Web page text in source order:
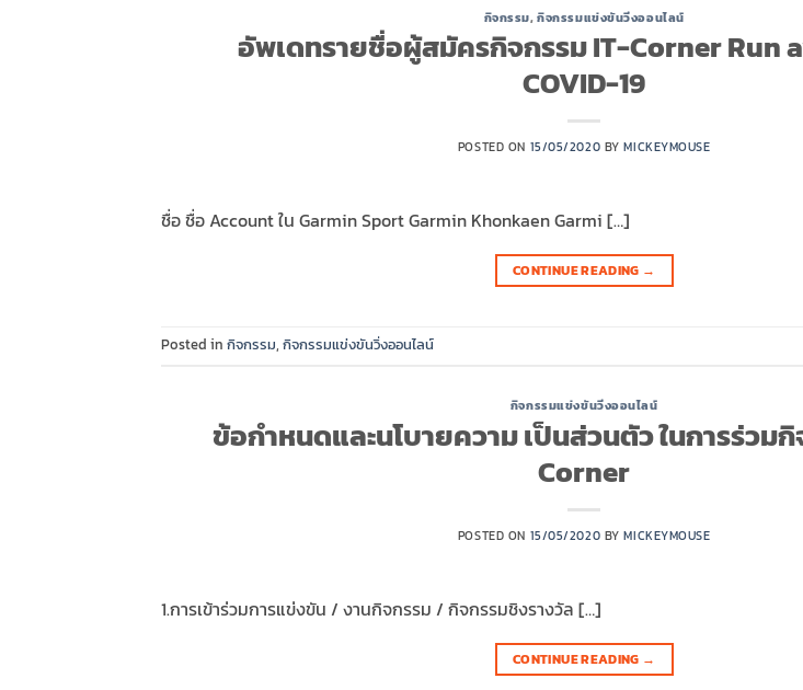
กิจกรรม,กิจกรรมแข่งขันวิ่งออนไลน์
อัพเดทรายชื่อผู้สมัครกิจกรรม IT-Corner Run
COVID-19
POSTED ON 15/05/2020 BYMICKEYMOUSE
ชื่อ ชื่อ Account ใน Garmin Sport Garmin Khonkaen Garmi […]
CONTINUE READING →
Posted in กิจกรรม, กิจกรรมแข่งขันวิ่งออนไลน์
กิจกรรมแข่งขันวิ่งออนไลน์
ข้อกำหนดและนโบายความ เป็นส่วนตัว ในการร่วม
Corner
POSTED ON 15/05/2020 BYMICKEYMOUSE
1.การเข้าร่วมการแข่งขัน / งานกิจกรรม / กิจกรรมชิงรางวัล […]
CONTINUE READING →